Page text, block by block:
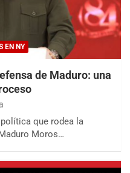
EN NY
de Maduro: una
que rodea la
Moros…